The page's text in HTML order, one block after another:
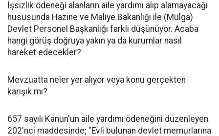
İşsizlik ödeneği alanların aile yardımı alıp alamayacağı
hususunda Hazine ve Maliye Bakanlığı ile (Mülga)
Devlet Personel Başkanlığı farklı düşünüyor. Acaba
hangi görüş doğruya yakın ya da kurumlar nasıl
hareket edecekler?
Mevzuatta neler yer alıyor veya konu gerçekten
karışık mı?
657 sayılı Kanun'un aile yardımı ödeneğini düzenleyen
202'nci maddesinde; "Evli bulunan devlet memurlarına